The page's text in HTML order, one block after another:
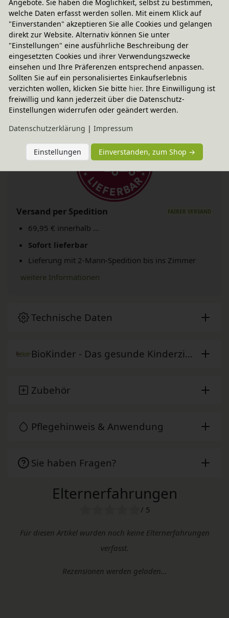
gefertigt. Die natürliche Beschaffenheit jedes
Möbelstücks wird durch bioola® nature Öl bzw.
bioola® colour Lasur aus natürlichen Erd- und
Mineralpigmenten und pflanzlichem Carnaubawachs
erhalten und weiter veredelt.
Versand per Spedition
69,95 € innerhalb ...
Sofort lieferbar
Lieferung mit 2-Mann-Spedition bis ins Zimmer
weitere Informationen
Technische Daten
BioKinder - Das gesunde Kinderzimmer
Zubehör
Pflegehinweis & Anwendung
Sie haben Fragen?
Elternerfahrungen
/ 5
Für diesen Artikel wurden noch keine Elternerfahrungen
verfasst.
Rezensionen werden geladen...
Angebote. Sie haben die Möglichkeit, selbst zu bestimmen,
welche Daten erfasst werden sollen. Mit einem Klick auf
"Einverstanden" akzeptieren Sie alle Cookies und gelangen
direkt zur Website. Alternativ können Sie unter
"Einstellungen" eine ausführliche Beschreibung der
eingesetzten Cookies und ihrer Verwendungszwecke
einsehen und Ihre Präferenzen entsprechend anpassen.
Sollten Sie auf ein personalisiertes Einkaufserlebnis
verzichten wollen, klicken Sie bitte hier. Ihre Einwilligung ist
freiwillig und kann jederzeit über die Datenschutz-
Einstellungen widerrufen oder geändert werden.
Daten­schutz­erklärung | Impressum
Einstellungen Einverstanden, zum Shop →